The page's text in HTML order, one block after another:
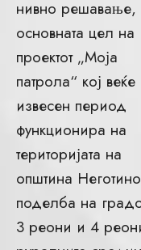
нивно решавање,
основната цел на
проектот „Моја
патрола“ кој веќе
извесен период
функционира на
територијата на
општина
поделба на
3 реони и 4
цел зауште
достапност, од
денеска (11.04.)
населението „Моја
патрола“ може да ја
контактира и
телефонски на
броевите 078-
и 043-361-
08,00 до